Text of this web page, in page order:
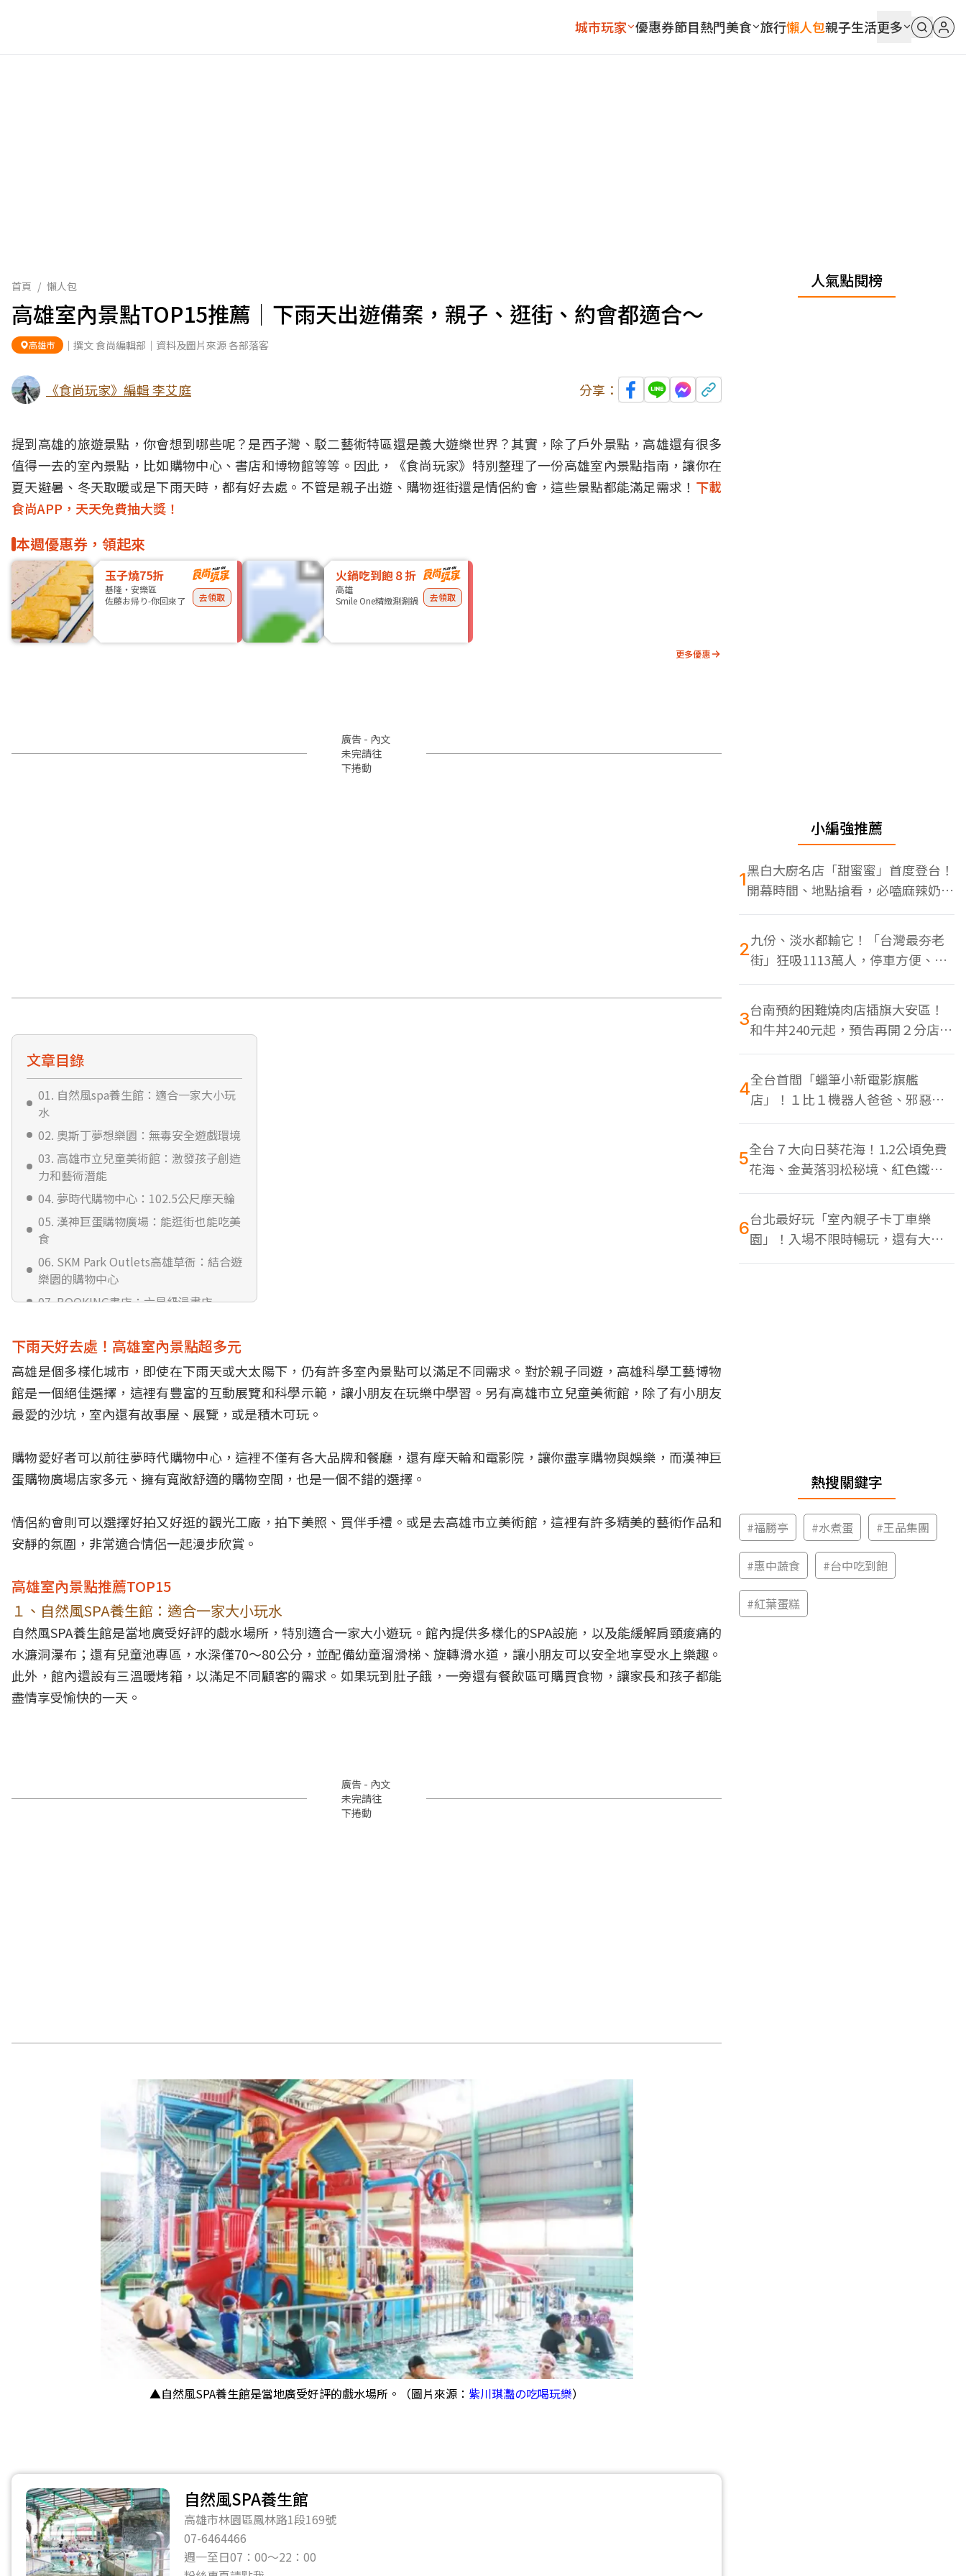
城市玩家 優惠券節目熱門美食 旅行懶人包親子生活更多
首頁 / 懶人包
高雄室內景點TOP15推薦｜下雨天出遊備案，親子、逛街、約會都適合～
高雄市 ｜撰文 食尚編輯部｜資料及圖片來源 各部落客
《食尚玩家》編輯 李艾庭 分享：
提到高雄的旅遊景點，你會想到哪些呢？是西子灣、駁二藝術特區還是義大遊樂世界？其實，除了戶外景點，高雄還有很多
值得一去的室內景點，比如購物中心、書店和博物館等等。因此，《食尚玩家》特別整理了一份高雄室內景點指南，讓你在
夏天避暑、冬天取暖或是下雨天時，都有好去處。不管是親子出遊、購物逛街還是情侶約會，這些景點都能滿足需求！ 下載
食尚APP，天天免費抽大獎！
本週優惠券，領起來
玉子燒75折
基隆・安樂區
佐藤お帰り-你回來了
去領取
火鍋吃到飽８折
高雄
Smile One精緻涮涮鍋
去領取
更多優惠
廣告 - 內文
未完請往
下捲動
文章目錄
01. 自然風spa養生館：適合一家大小玩
水
02. 奧斯丁夢想樂園：無毒安全遊戲環境
03. 高雄市立兒童美術館：激發孩子創造
力和藝術潛能
04. 夢時代購物中心：102.5公尺摩天輪
05. 漢神巨蛋購物廣場：能逛街也能吃美
食
06. SKM Park Outlets高雄草衙：結合遊
樂園的購物中心
07. BOOKING書店：六星級漫畫店
09. 白色戀人文創咖啡館：半開放式海景
咖啡廳
10. 旗山車站糖鐵故事館：可跟火車拍照
11. 逍遙園：日本時代建築
主教教堂
13. 國立科學工藝博物館：設施豐富、票
14. 衛武營國家藝術文化中心：高水準表
演藝術活動
15. 哈瑪星台灣鐵道館：展示台灣百年鐵
下雨天好去處！高雄室內景點超多元
高雄是個多樣化城市，即使在下雨天或大太陽下，仍有許多室內景點可以滿足不同需求。對於親子同遊，高雄科學工藝博物
館是一個絕佳選擇，這裡有豐富的互動展覽和科學示範，讓小朋友在玩樂中學習。另有高雄市立兒童美術館，除了有小朋友
最愛的沙坑，室內還有故事屋、展覽，或是積木可玩。
購物愛好者可以前往夢時代購物中心，這裡不僅有各大品牌和餐廳，還有摩天輪和電影院，讓你盡享購物與娛樂，而漢神巨
蛋購物廣場店家多元、擁有寬敞舒適的購物空間，也是一個不錯的選擇。
情侶約會則可以選擇好拍又好逛的觀光工廠，拍下美照、買伴手禮。或是去高雄市立美術館，這裡有許多精美的藝術作品和
安靜的氛圍，非常適合情侶一起漫步欣賞。
高雄室內景點推薦TOP15
１、自然風SPA養生館：適合一家大小玩水
自然風SPA養生館是當地廣受好評的戲水場所，特別適合一家大小遊玩。館內提供多樣化的SPA設施，以及能緩解肩頸痠痛的
水濂洞瀑布；還有兒童池專區，水深僅70～80公分，並配備幼童溜滑梯、旋轉滑水道，讓小朋友可以安全地享受水上樂趣。
此外，館內還設有三溫暖烤箱，以滿足不同顧客的需求。如果玩到肚子餓，一旁還有餐飲區可購買食物，讓家長和孩子都能
盡情享受愉快的一天。
廣告 - 內文
未完請往
下捲動
▲自然風SPA養生館是當地廣受好評的戲水場所。（圖片來源： 紫川琪灩の吃喝玩樂）
自然風SPA養生館
高雄市林園區鳳林路1段169號
07-6464466
週一至日07：00～22：00
人氣點閱榜
小編強推薦
1黑白大廚名店「甜蜜蜜」首度登台！
開幕時間、地點搶看，必嗑麻辣奶油
蝦
2九份、淡水都輸它！「台灣最夯老
街」狂吸1113萬人，停車方便、特
色美食多
3台南預約困難燒肉店插旗大安區！
和牛丼240元起，預告再開２分店、
地點曝光
4全台首間「蠟筆小新電影旗艦
店」！１比１機器人爸爸、邪惡正
男，百款周邊買翻
5全台７大向日葵花海！1.2公頃免費
花海、金黃落羽松秘境、紅色鐵橋
同框
6台北最好玩「室內親子卡丁車樂
園」！入場不限時暢玩，還有大螢
幕Switch遊戲區
熱搜關鍵字
#福勝亭 #水煮蛋 #王品集團
#惠中蔬食 #台中吃到飽
#紅葉蛋糕